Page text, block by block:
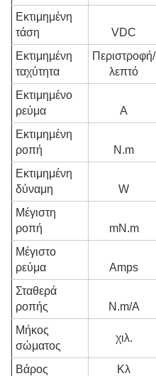
Εκτιμημένη
τάση
VDC
Εκτιμημένη
ταχύτητα
Περιστροφή/
λεπτό
Εκτιμημένο
ρεύμα
Α
Εκτιμημένη
ροπή
N.m
Εκτιμημένη
δύναμη
W
Μέγιστη
ροπή
mN.m
Μέγιστο
ρεύμα
Amps
Σταθερά
ροπής
N.m/A
Μήκος
σώματος
χιλ.
Βάρος
Κλ